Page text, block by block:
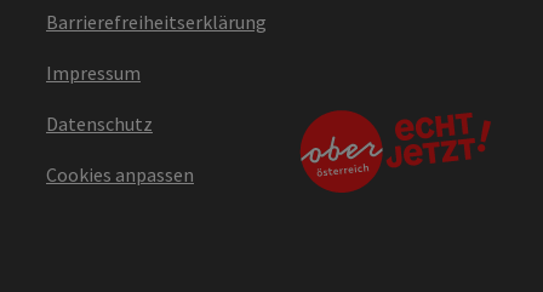
Barrierefreiheitserklärung
Impressum
Datenschutz
Cookies anpassen